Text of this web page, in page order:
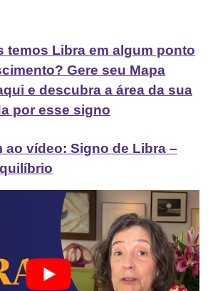
temos Libra em algum ponto
Gere seu Mapa
e descubra a área da sua
por esse signo
ao vídeo: Signo de Libra –